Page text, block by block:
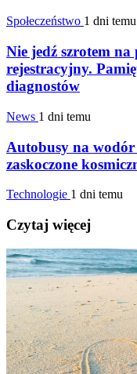
Społeczeństwo 1 dni temu
Nie jedź szrotem
rejestracyjny.
diagnostów
News 1 dni temu
Autobusy na wodór
zaskoczone
Technologie 1 dni temu
Czytaj więcej